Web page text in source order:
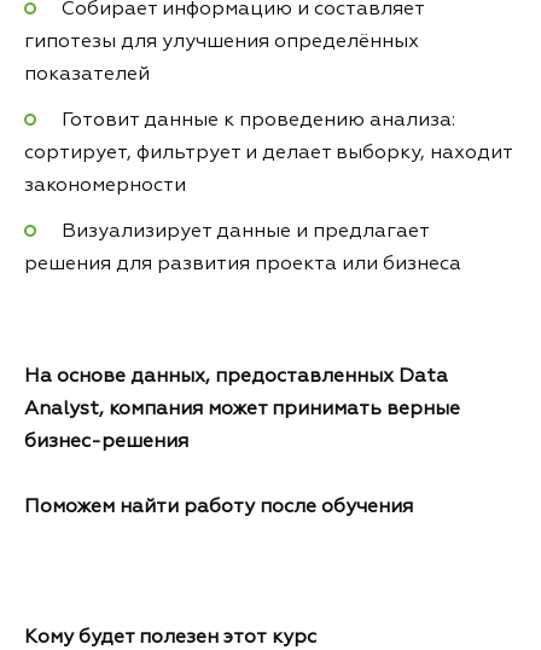
Собирает информацию и составляет
гипотезы для улучшения определённых
показателей
Готовит данные к проведению анализа:
сортирует, фильтрует и делает выборку, находит
закономерности
Визуализирует данные и предлагает
решения для развития проекта или бизнеса
На основе данных, предоставленных Data
Analyst, компания может принимать верные
бизнес-решения
Поможем найти работу после обучения
Кому будет полезен этот курс